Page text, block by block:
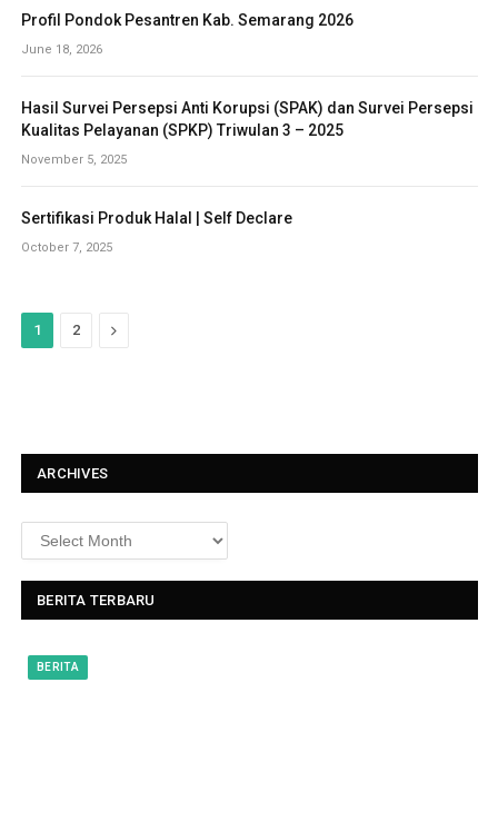
Profil Pondok Pesantren Kab. Semarang 2026
June 18, 2026
Hasil Survei Persepsi Anti Korupsi (SPAK) dan Survei Persepsi
Kualitas Pelayanan (SPKP) Triwulan 3 – 2025
November 5, 2025
Sertifikasi Produk Halal | Self Declare
October 7, 2025
1 2
N
ARCHIVES
BERITA TERBARU
BERITA